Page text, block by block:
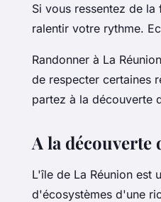
Si vous ressentez de
ralentir votre rythme.
Randonner à La
de respecter certaines
partez à la découverte
A la découverte
L'île de La Réunion est
d'écosystèmes d'une